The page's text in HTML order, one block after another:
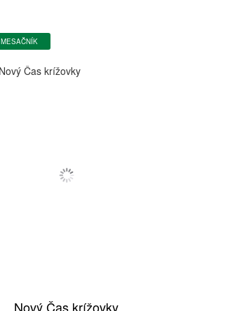
MESAČNÍK
Nový Čas krížovky